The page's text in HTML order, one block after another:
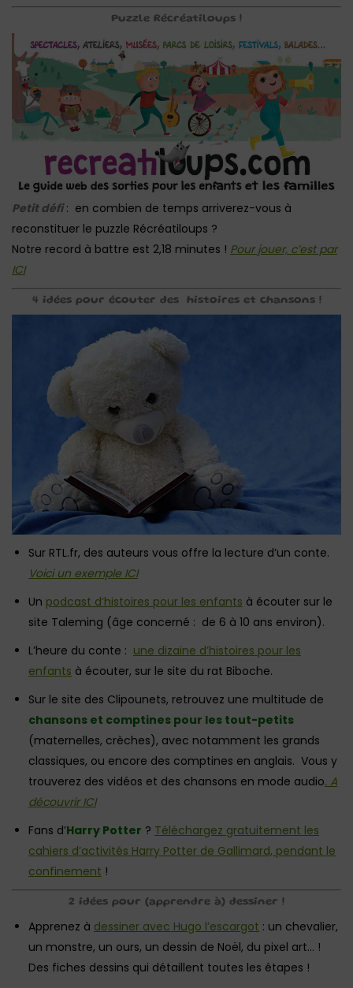
Puzzle Récréatiloups !
Petit défi: en combien de temps arriverez-vous à
reconstituer le puzzle Récréatiloups ?
Notre record à battre est 2,18 minutes ! Pour jouer, c’est par
ICI
4 idées pour écouter des histoires et chansons !
Sur RTL.fr, des auteurs vous offre la lecture d’un conte.
Voici un exemple ICI
Un podcast d’histoires pour les enfants à écouter sur le
site Taleming (âge concerné : de 6 à 10 ans environ).
L’heure du conte : une dizaine d’histoires pour les
enfants à écouter, sur le site du rat Biboche.
Sur le site des Clipounets, retrouvez une multitude de
chansons et comptines pour les tout-petits
(maternelles, crèches), avec notamment les grands
classiques, ou encore des comptines en anglais. Vous y
trouverez des vidéos et des chansons en mode audio. A
découvrir ICI
Fans d’Harry Potter ? Téléchargez gratuitement les
cahiers d’activités Harry Potter de Gallimard, pendant le
confinement !
2 idées pour (apprendre à) dessiner !
Apprenez à dessiner avec Hugo l’escargot : un chevalier,
un monstre, un ours, un dessin de Noël, du pixel art… !
Des fiches dessins qui détaillent toutes les étapes !